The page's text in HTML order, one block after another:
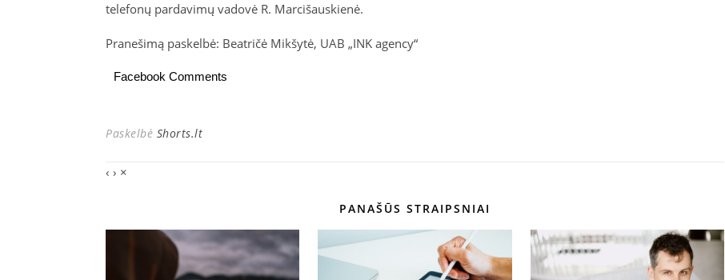
telefonų pardavimų vadovė R. Marcišauskienė.
Pranešimą paskelbė: Beatričė Mikšytė, UAB „INK agency“
Facebook Comments
Paskelbė Shorts.lt
‹ › ×
PANAŠŪS STRAIPSNIAI